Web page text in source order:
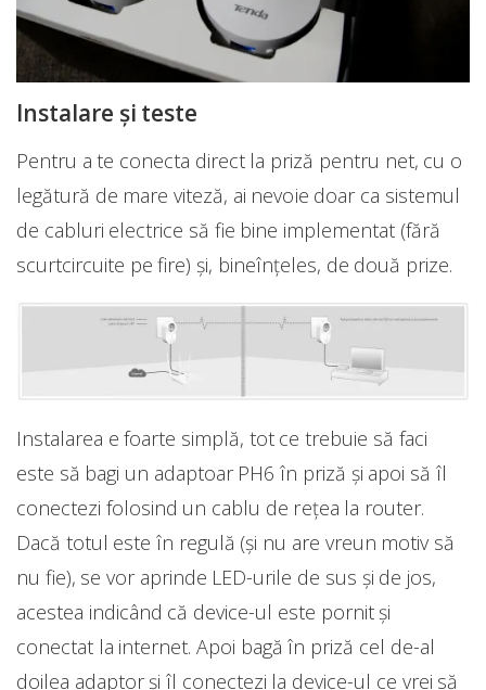
Instalare și teste
Pentru a te conecta direct la priză pentru net, cu o
legătură de mare viteză, ai nevoie doar ca sistemul
de cabluri electrice să fie bine implementat (fără
scurtcircuite pe fire) și, bineînțeles, de două prize.
Instalarea e foarte simplă, tot ce trebuie să faci
este să bagi un adaptoar PH6 în priză și apoi să îl
conectezi folosind un cablu de rețea la router.
Dacă totul este în regulă (și nu are vreun motiv să
nu fie), se vor aprinde LED-urile de sus și de jos,
acestea indicând că device-ul este pornit și
conectat la internet. Apoi bagă în priză cel de-al
doilea adaptor și îl conectezi la device-ul ce vrei să